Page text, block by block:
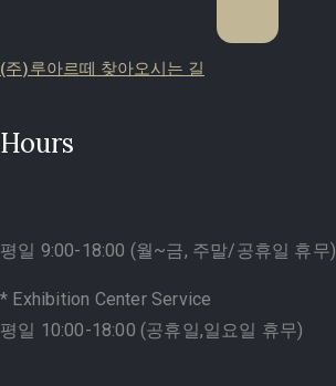
(주)루아르떼 찾아오시는 길
Hours
평일 9:00-18:00 (월~금, 주말/공휴일 휴무)
* Exhibition Center Service
평일 10:00-18:00 (공휴일,일요일 휴무)